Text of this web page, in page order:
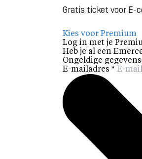
Gratis ticket voor E-
Kies voor Premium
Log in met je
Heb je al een
Ongeldige
E-mailadres *